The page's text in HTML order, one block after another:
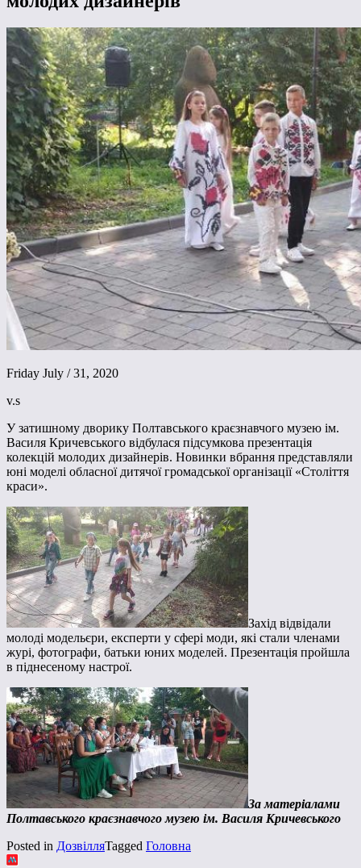
Friday July / 31, 2020
v.s
У затишному дворику Полтавського краєзнавчого музею ім.
Василя Кричевського відбулася підсумкова презентація
колекцій молодих дизайнерів. Новинки вбрання представляли
юні моделі обласної дитячої громадської організації «Століття
краси».
Захід відвідали
молоді модельєри, експерти у сфері моди, які стали членами
журі, фотографи, батьки юних моделей. Презентація пройшла
в піднесеному настрої.
За матеріалами
Полтавського краєзнавчого музею ім. Василя Кричевського
Posted in ДозвілляTagged Головна